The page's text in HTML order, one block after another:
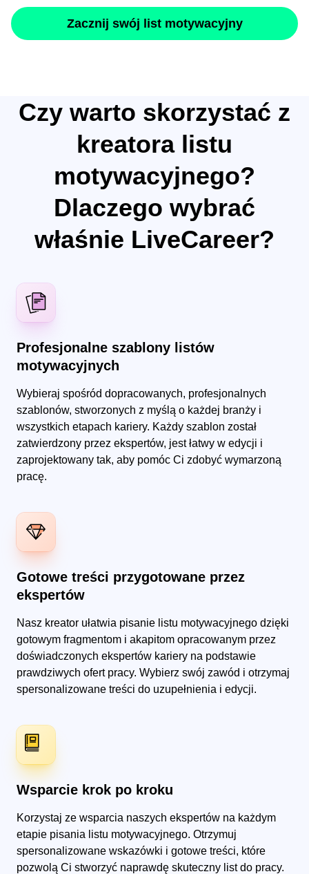
Zacznij swój list motywacyjny
Czy warto skorzystać z
kreatora listu
motywacyjnego?
Dlaczego wybrać
właśnie LiveCareer?
Profesjonalne szablony listów
motywacyjnych
Wybieraj spośród dopracowanych, profesjonalnych
szablonów, stworzonych z myślą o każdej branży i
wszystkich etapach kariery. Każdy szablon został
zatwierdzony przez ekspertów, jest łatwy w edycji i
zaprojektowany tak, aby pomóc Ci zdobyć wymarzoną
pracę.
Gotowe treści przygotowane przez
ekspertów
Nasz kreator ułatwia pisanie listu motywacyjnego dzięki
gotowym fragmentom i akapitom opracowanym przez
doświadczonych ekspertów kariery na podstawie
prawdziwych ofert pracy. Wybierz swój zawód i otrzymaj
spersonalizowane treści do uzupełnienia i edycji.
Wsparcie krok po kroku
Korzystaj ze wsparcia naszych ekspertów na każdym
etapie pisania listu motywacyjnego. Otrzymuj
spersonalizowane wskazówki i gotowe treści, które
pozwolą Ci stworzyć naprawdę skuteczny list do pracy.